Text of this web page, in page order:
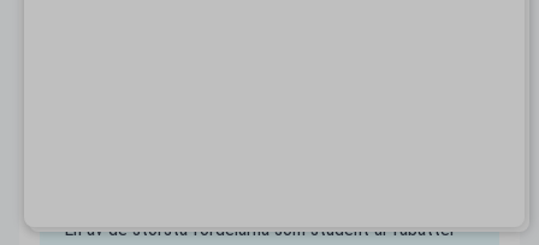
En av de största fördelarna som student är rabatter